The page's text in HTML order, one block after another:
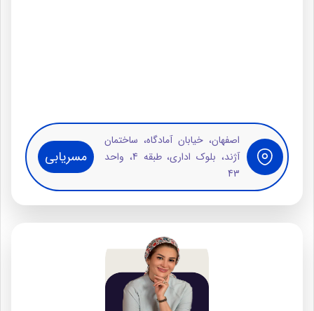
اصفهان، خیابان آمادگاه، ساختمان
آژند، بلوک اداری، طبقه 4، واحد
43
مسریابی